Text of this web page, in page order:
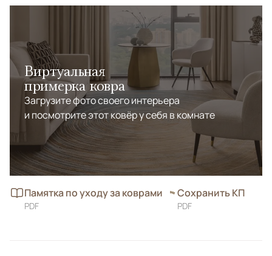
Виртуальная
примерка ковра
Загрузите фото своего интерьера
и посмотрите этот ковёр у себя в комнате
Памятка по уходу за коврами
PDF
Сохранить КП
PDF